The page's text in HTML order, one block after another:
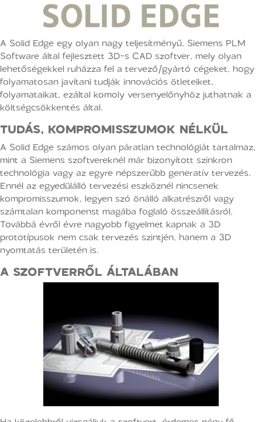
A Solid Edge egy olyan nagy teljesítményű, Siemens PLM
Software által fejlesztett 3D-s CAD szoftver, mely olyan
lehetőségekkel ruházza fel a tervező/gyártó cégeket, hogy
folyamatosan javítani tudják innovációs ötleteiket,
folyamataikat, ezáltal komoly versenyelőnyhöz juthatnak a
költségcsökkentés által.
TUDÁS, KOMPROMISSZUMOK NÉLKÜL
A Solid Edge számos olyan páratlan technológiát tartalmaz,
mint a Siemens szoftvereknél már bizonyított szinkron
technológia vagy az egyre népszerűbb generatív tervezés.
Ennél az egyedülálló tervezési eszköznél nincsenek
kompromisszumok, legyen szó önálló alkatrészről vagy
számtalan komponenst magába foglaló összeállításról.
Továbbá évről évre nagyobb figyelmet kapnak a 3D
prototípusok nem csak tervezés szintjén, hanem a 3D
nyomtatás területén is.
A SZOFTVERRŐL ÁLTALÁBAN